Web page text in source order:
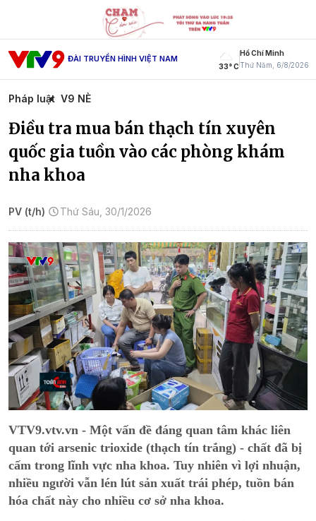
ĐÀI TRUYỀN HÌNH VIỆT NAM
33° C
Hồ Chí Minh
Thứ Năm, 6/8/2026
Pháp luật V9 NÈ
Điều tra mua bán thạch tín xuyên
quốc gia tuồn vào các phòng khám
nha khoa
PV (t/h) Thứ Sáu, 30/1/2026
VTV9.vtv.vn - Một vấn đề đáng quan tâm khác liên
quan tới arsenic trioxide (thạch tín trắng) - chất đã bị
cấm trong lĩnh vực nha khoa. Tuy nhiên vì lợi nhuận,
nhiều người vẫn lén lút sản xuất trái phép, tuồn bán
hóa chất này cho nhiều cơ sở nha khoa.